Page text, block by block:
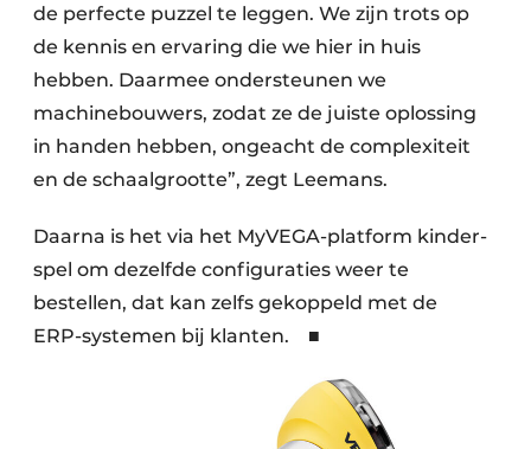
de perfecte puzzel te leggen. We zijn trots op
de kennis en ervaring die we hier in huis
hebben. Daarmee ondersteunen we
machinebouwers, zodat ze de juiste oplossing
in handen hebben, ongeacht de complexiteit
en de schaalgrootte”, zegt Leemans.
Daarna is het via het MyVEGA-platform kinder­
spel om dezelfde configuraties weer te
bestellen, dat kan zelfs gekoppeld met de
ERP-systemen bij klanten. ■